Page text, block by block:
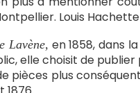
Louis
Lavène, en 1858, dans
elle choisit de
pièces plus